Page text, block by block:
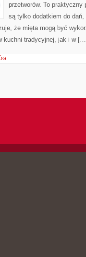
przetworów. To praktyczny
są tylko dodatkiem do
że mięta mogą być
kuchni tradycyjnej, jak i w